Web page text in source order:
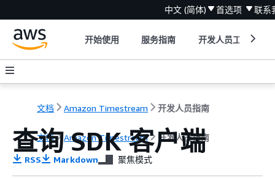
中文 (简体) 首选项 联系
开始使用 服务指南 开发人员工具
文档 Amazon Timestream 开发人员指南
文档 Amazon Timestream 开发人员指南
查询 SDK 客户端
RSS Markdown 聚焦模式